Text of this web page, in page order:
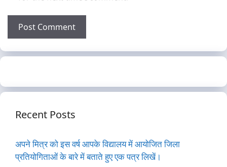
Recent Posts
अपने मित्र को इस वर्ष आपके विद्यालय में आयोजित जिला
प्रतियोगिताओं के बारे में बताते हुए एक पत्र लिखें।